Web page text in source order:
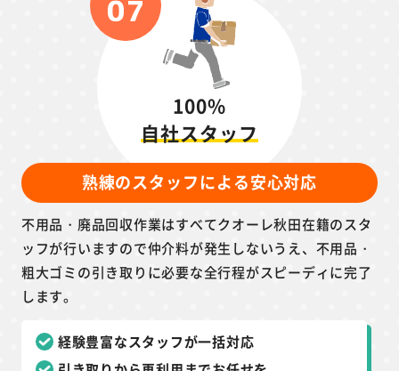
100%
自社スタッフ
熟練のスタッフによる安心対応
不用品・廃品回収作業はすべてクオーレ秋田在籍のスタ
ッフが行いますので仲介料が発生しないうえ、不用品・
粗大ゴミの引き取りに必要な全行程がスピーディに完了
します。
経験豊富なスタッフが一括対応